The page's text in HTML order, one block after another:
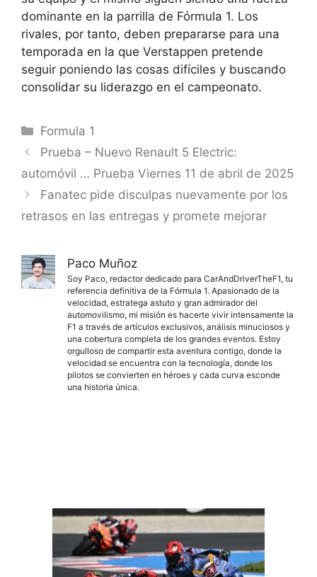
dominante en la parrilla de Fórmula 1. Los
rivales, por tanto, deben prepararse para una
temporada en la que Verstappen pretende
seguir poniendo las cosas difíciles y buscando
consolidar su liderazgo en el campeonato.
Categorías
Formula 1
Prueba – Nuevo Renault 5 Electric:
automóvil … Prueba Viernes 11 de abril de 2025
Fanatec pide disculpas nuevamente por los
retrasos en las entregas y promete mejorar
Paco Muñoz
Soy Paco, redactor dedicado para CarAndDriverTheF1, tu
referencia definitiva de la Fórmula 1. Apasionado de la
velocidad, estratega astuto y gran admirador del
automovilismo, mi misión es hacerte vivir intensamente la
F1 a través de artículos exclusivos, análisis minuciosos y
una cobertura completa de los grandes eventos. Estoy
orgulloso de compartir esta aventura contigo, donde la
velocidad se encuentra con la tecnología, donde los
pilotos se convierten en héroes y cada curva esconde
una historia única.